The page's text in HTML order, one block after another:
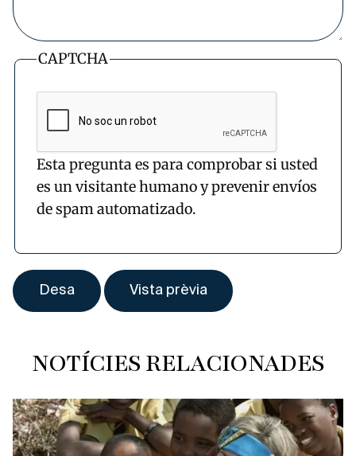
CAPTCHA
Esta pregunta es para comprobar si usted
es un visitante humano y prevenir envíos
de spam automatizado.
NOTÍCIES RELACIONADES